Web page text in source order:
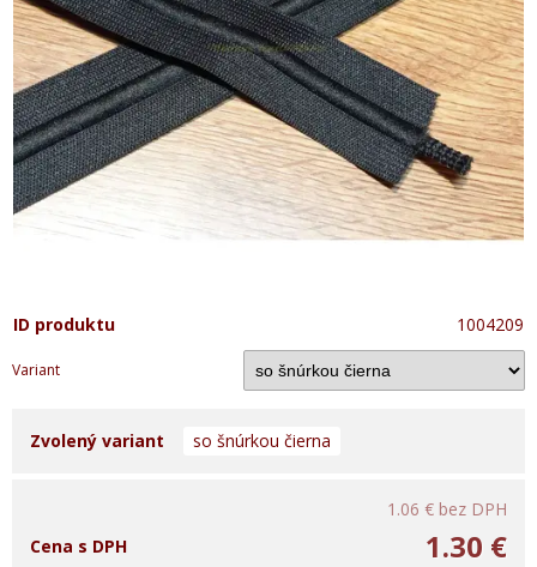
ID produktu 1004209
Variant
Zvolený variant so šnúrkou čierna
1.06 € bez DPH
1.30 €
Cena s DPH